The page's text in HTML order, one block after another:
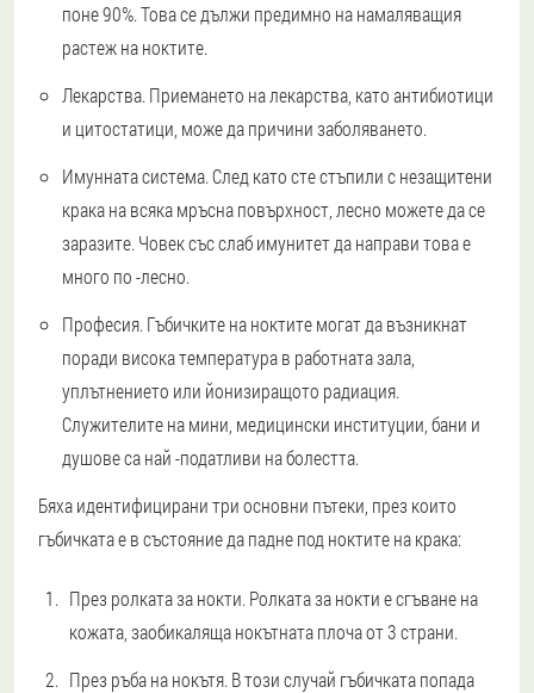
поне 90%. Това се дължи предимно на намаляващия
растеж на ноктите.
Лекарства. Приемането на лекарства, като антибиотици
и цитостатици, може да причини заболяването.
Имунната система.След като сте стъпили с незащитени
крака на всяка мръсна повърхност, лесно можете да се
заразите. Човек със слаб имунитет да направи това е
много по -лесно.
Професия. Гъбичките на ноктите могат да възникнат
поради висока температура в работната зала,
уплътнението или йонизиращото радиация.
Служителите на мини, медицински институции, бани и
душове са най -податливи на болестта.
Бяха идентифицирани три основни пътеки, през които
гъбичката е в състояние да падне под ноктите на крака:
През ролката за нокти. Ролката за нокти е сгъване на
кожата, заобикаляща нокътната плоча от 3 страни.
През ръба на нокътя. В този случай гъбичката попада